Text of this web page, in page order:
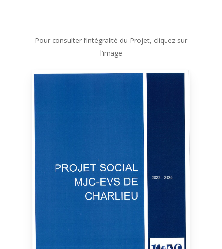
Pour consulter l’intégralité du Projet, cliquez sur
l’image